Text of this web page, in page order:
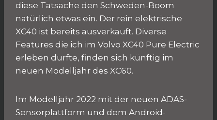
diese Tatsache den Schweden-Boom
natürlich etwas ein. Der rein elektrische
XC40 ist bereits ausverkauft. Diverse
Features die ich im Volvo XC40 Pure Electric
erleben durfte, finden sich künftig im
neuen Modelljahr des XC60.
Im Modelljahr 2022 mit der neuen ADAS-
Sensorplattform und dem Android-